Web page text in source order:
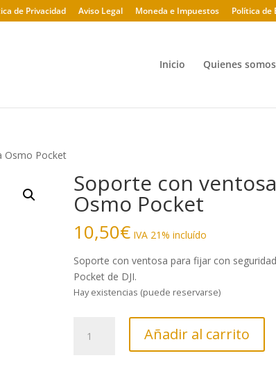
de Privacidad Aviso Legal Moneda e Impuestos Política de
Inicio Quienes somos
Osmo Pocket
Soporte con
Osmo Pocket
10,50€ IVA 21% incluído
Soporte con ventosa para fijar con
Pocket de DJI.
Hay existencias (puede reservarse)
con
Añadir al carrito